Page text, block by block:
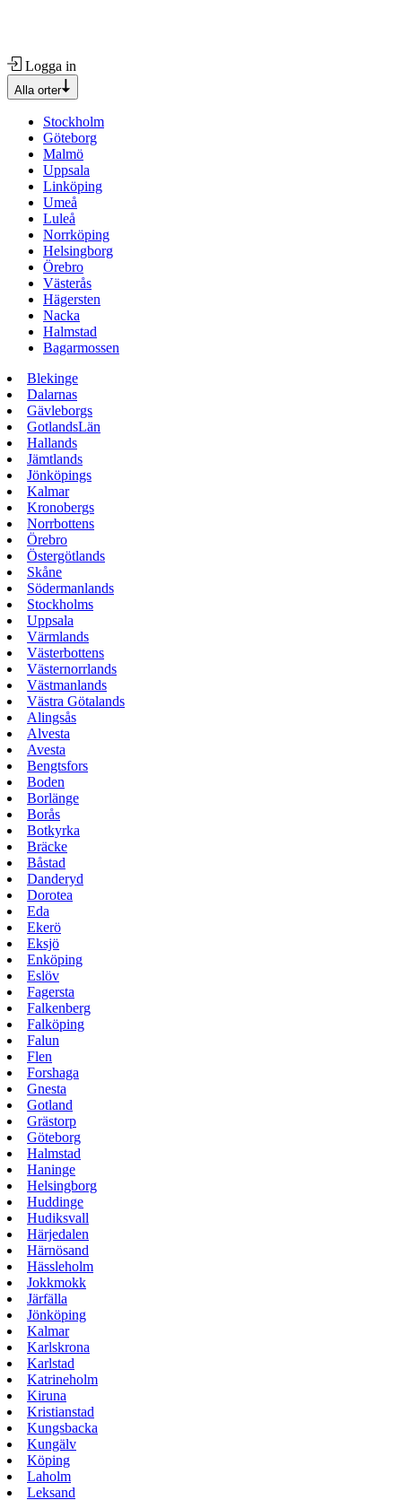
Logga in
Alla orter
Stockholm
Göteborg
Malmö
Uppsala
Linköping
Umeå
Luleå
Norrköping
Helsingborg
Örebro
Västerås
Hägersten
Nacka
Halmstad
Bagarmossen
Blekinge
Dalarnas
Gävleborgs
GotlandsLän
Hallands
Jämtlands
Jönköpings
Kalmar
Kronobergs
Norrbottens
Örebro
Östergötlands
Skåne
Södermanlands
Stockholms
Uppsala
Värmlands
Västerbottens
Västernorrlands
Västmanlands
Västra Götalands
Alingsås
Alvesta
Avesta
Bengtsfors
Boden
Borlänge
Borås
Botkyrka
Bräcke
Båstad
Danderyd
Dorotea
Eda
Ekerö
Eksjö
Enköping
Eslöv
Fagersta
Falkenberg
Falköping
Falun
Flen
Forshaga
Gnesta
Gotland
Grästorp
Göteborg
Halmstad
Haninge
Helsingborg
Huddinge
Hudiksvall
Härjedalen
Härnösand
Hässleholm
Jokkmokk
Järfälla
Jönköping
Kalmar
Karlskrona
Karlstad
Katrineholm
Kiruna
Kristianstad
Kungsbacka
Kungälv
Köping
Laholm
Leksand